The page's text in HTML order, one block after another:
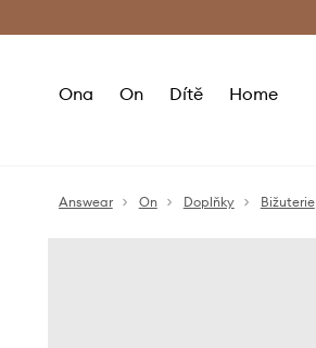
Ona On Dítě Home
Answear On Doplňky Bižuterie